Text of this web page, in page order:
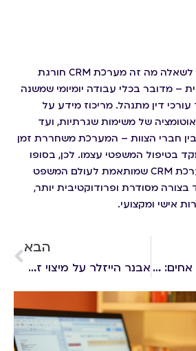
כפי שראינו, התשובה לשאלה מה זה מערכת CRM חורגת
– מדובר בכלי עבודה יומיומי שמשנה
דין מתנהל. מריכוז מידע על
של משימות שגרתיות, ועד
חברי הצוות – המערכת משחררת זמן
בטיפול המשפטי עצמו. לכן, בסופו
של דבר, בחירה במערכת CRM שמותאמת לעולם המשפט
מסודרת ופרודוקטיבית יותר,
אישי ומקצועי.
חלוקת ירושה בין אחים: איך מתבצע ניהול עיזבון בפועל?
הבא
אבנר הייזלר על מיצוי זכויות קשישים בישראל